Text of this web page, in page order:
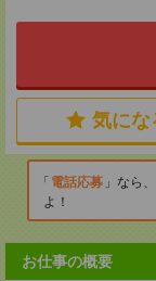
気にな
電話応募
なら
よ！
お仕事の概要